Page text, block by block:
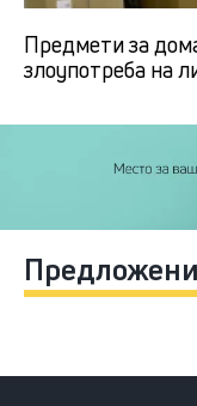
Предмети за
злоупотреба на